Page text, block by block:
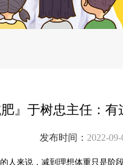
肥』于树忠主任：
发布时间： 2022-
来说，减到理想体重只是阶